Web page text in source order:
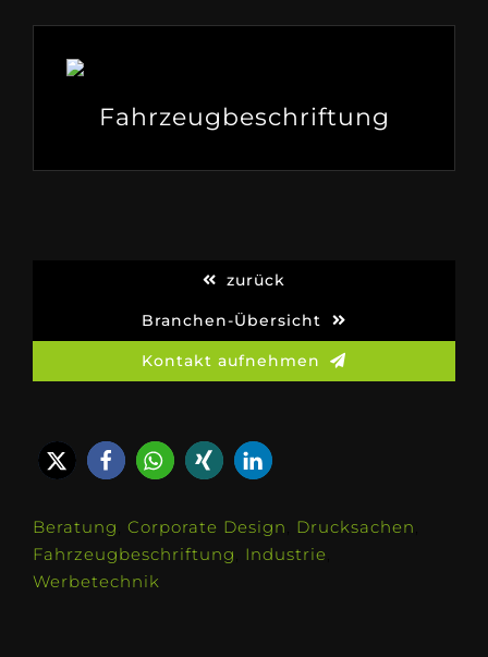
Fahrzeugbeschriftung
zurück
Branchen-Übersicht
Kontakt aufnehmen
Beratung Corporate Design Drucksachen
Fahrzeugbeschriftung
Industrie
Werbetechnik